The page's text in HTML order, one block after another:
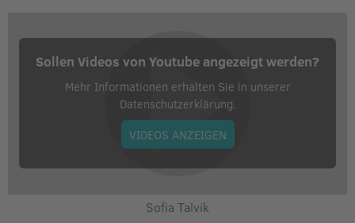
Sollen Videos von Youtube angezeigt werden?
Mehr Informationen erhalten Sie in unserer
Datenschutzerklärung.
VIDEOS ANZEIGEN
Sofia Talvik